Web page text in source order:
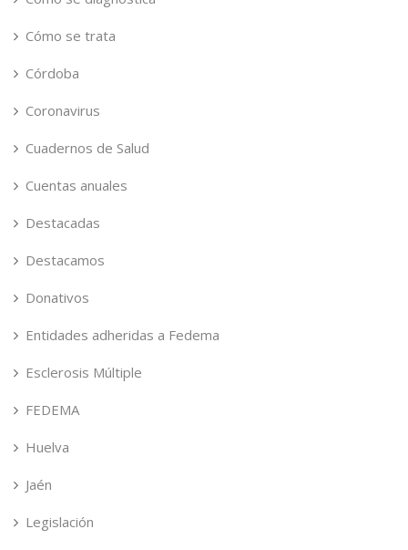
Cómo se trata
Córdoba
Coronavirus
Cuadernos de Salud
Cuentas anuales
Destacadas
Destacamos
Donativos
Entidades adheridas a Fedema
Esclerosis Múltiple
FEDEMA
Huelva
Jaén
Legislación